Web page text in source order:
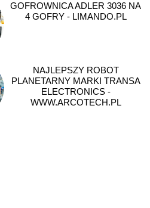
GOFROWNICA ADLER 3036 NA
4 GOFRY - LIMANDO.PL
NAJLEPSZY ROBOT
PLANETARNY MARKI TRANSA
ELECTRONICS -
WWW.ARCOTECH.PL